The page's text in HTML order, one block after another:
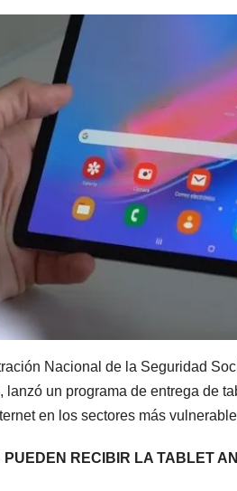
Nacional de la Seguridad
, lanzó un programa de entrega de
en los sectores más
PUEDEN RECIBIR LA TABLET